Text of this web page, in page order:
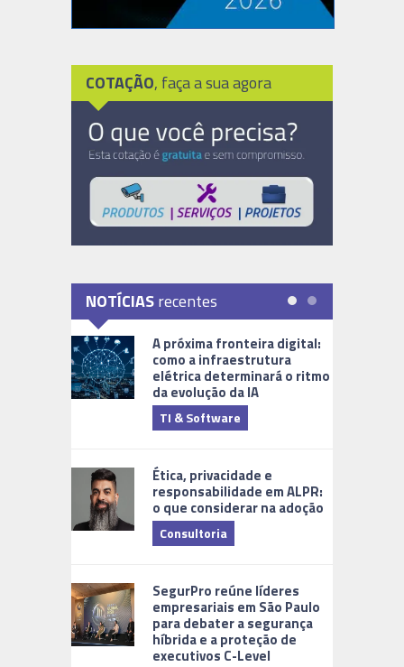
COTAÇÃO, faça a sua agora
NOTÍCIASrecentes
A próxima fronteira digital:
como a infraestrutura
elétrica determinará o ritmo
da evolução da IA
TI & Software
Ética, privacidade e
responsabilidade em ALPR:
o que considerar na adoção
Consultoria
SegurPro reúne líderes
empresariais em São Paulo
para debater a segurança
híbrida e a proteção de
executivos C-Level